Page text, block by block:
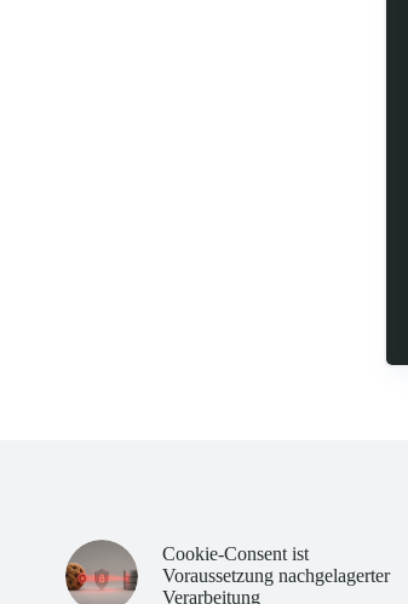
Cookie-Consent ist
Voraussetzung nachgelagerter
Verarbeitung